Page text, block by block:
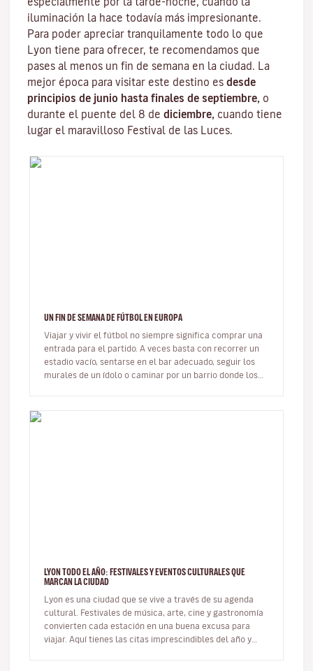
iluminación la hace todavía más impresionante.
Para poder apreciar tranquilamente todo lo que
Lyon tiene para ofrecer, te recomendamos que
pases al menos un fin de semana en la ciudad. La
mejor época para visitar este destino es desde
principios de junio hasta finales de septiembre, o
durante el puente del 8 de diciembre, cuando tiene
lugar el maravilloso Festival de las Luces.
UN FIN DE SEMANA DE FÚTBOL EN EUROPA
Viajar y vivir el fútbol no siempre significa comprar una
entrada para el partido. A veces basta con recorrer un
estadio vacío, sentarse en el bar adecuado, seguir los
murales de un ídolo o caminar por un barrio donde los
LYON TODO EL AÑO: FESTIVALES Y EVENTOS CULTURALES QUE
MARCAN LA CIUDAD
Lyon es una ciudad que se vive a través de su agenda
cultural. Festivales de música, arte, cine y gastronomía
convierten cada estación en una buena excusa para
viajar. Aquí tienes las citas imprescindibles del año y